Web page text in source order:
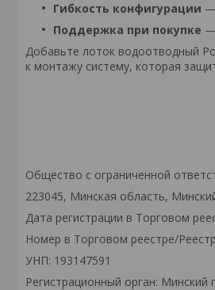
Гибкость конфигурации —
Поддержка при покупке —
Добавьте лоток водоотводный
к монтажу систему, которая
Общество с ограниченной
223045, Минская область,
Дата регистрации в Торговом
Номер в Торговом реестре/
УНП: 193147591
Регистрационный орган: Минский